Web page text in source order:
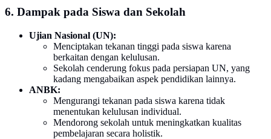
6. Dampak pada Siswa dan Sekolah
Ujian Nasional (UN):
Menciptakan tekanan tinggi pada siswa karena
berkaitan dengan kelulusan.
Sekolah cenderung fokus pada persiapan UN, yang
kadang mengabaikan aspek pendidikan lainnya.
ANBK:
Mengurangi tekanan pada siswa karena tidak
menentukan kelulusan individual.
Mendorong sekolah untuk meningkatkan kualitas
pembelajaran secara holistik.